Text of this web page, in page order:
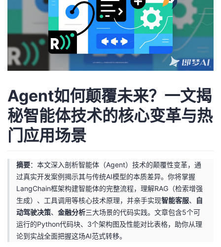
我
的
客
我
论
坛
的
圈
我
的
播
我
活
动
的
关
注
我
的
开
我
的
我
Agent如何颠覆未来？一文揭
秘智能体技术的核心变革与热
门应用场景
摘要：本文深入剖析智能体（Agent）技术的颠覆性变革，通
过真实开发案例揭示其与传统AI模型的本质差异。你将掌握
LangChain框架构建智能体的完整流程，理解RAG（检索增强
生成）、工具调用等核心技术原理，并亲手实现智能客服、
自
动驾驶决策、 金融分析三大场景的代码实践。文章包含5个可
运行的Python代码块、3个架构图及性能对比表格，助你从理
论到实战全面把握这场AI范式转移。